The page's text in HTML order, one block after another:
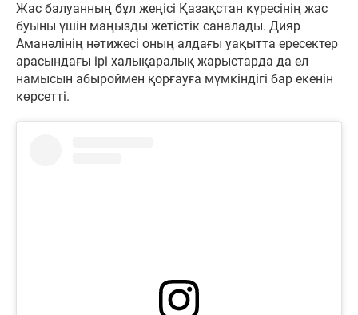
Жас балуанның бұл жеңісі Қазақстан күресінің жас
буыны үшін маңызды жетістік саналады. Дияр
Аманәлінің нәтижесі оның алдағы уақытта ересектер
арасындағы ірі халықаралық жарыстарда да ел
намысын абыроймен қорғауға мүмкіндігі бар екенін
көрсетті.